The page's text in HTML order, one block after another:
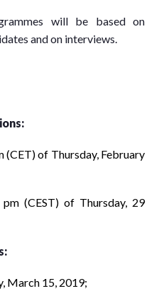
will be based on
and on interviews.
(CET) of Thursday, February
(CEST) of Thursday, 29
March 15, 2019;